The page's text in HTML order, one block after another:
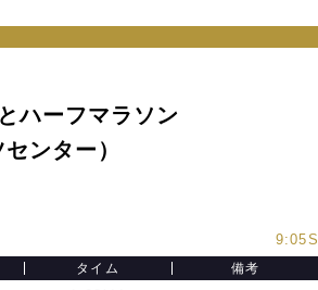
ハーフマラソン
ンター）
9:05S
タイム 備考